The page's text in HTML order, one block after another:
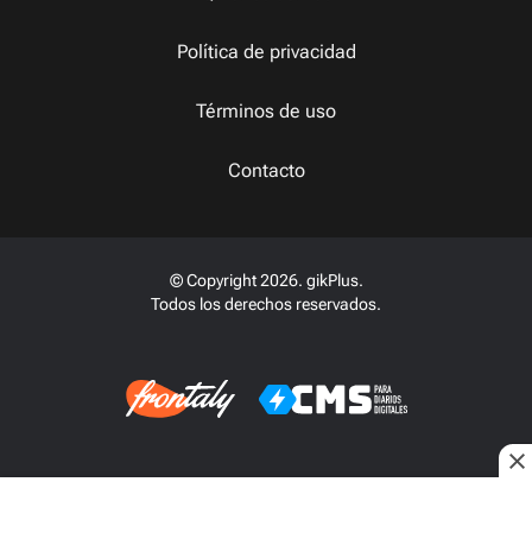
Política de privacidad
Términos de uso
Contacto
© Copyright 2026. gikPlus.
Todos los derechos reservados.